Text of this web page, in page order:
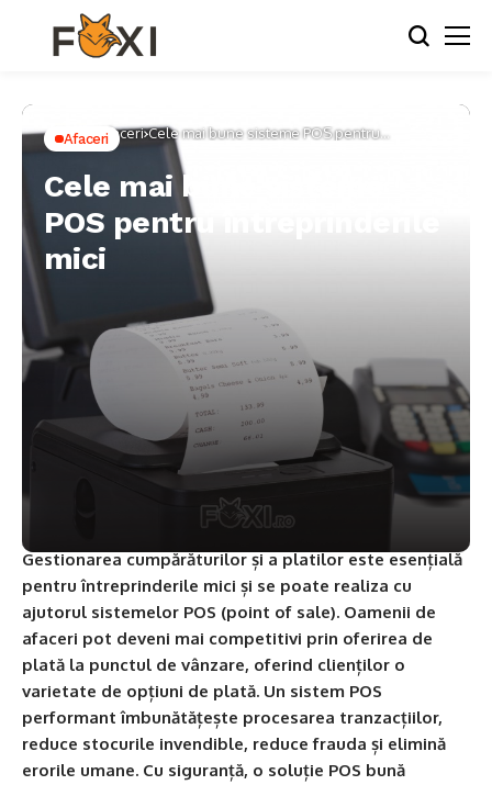
Home Afaceri Cele mai bune sisteme POS pentru
întreprinderile mici
Afaceri
Cele mai bune sisteme
POS pentru întreprinderile
mici
Gestionarea cumpărăturilor și a platilor este esențială
pentru întreprinderile mici și se poate realiza cu
ajutorul sistemelor POS (point of sale). Oamenii de
afaceri pot deveni mai competitivi prin oferirea de
plată la punctul de vânzare, oferind clienților o
varietate de opțiuni de plată. Un sistem POS
performant îmbunătățește procesarea tranzacțiilor,
reduce stocurile invendible, reduce frauda și elimină
erorile umane. Cu siguranță, o soluție POS bună